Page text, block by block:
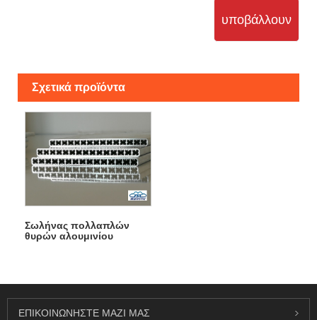
υποβάλλουν
Σχετικά προϊόντα
Σωλήνας πολλαπλών
θυρών αλουμινίου
ΕΠΙΚΟΙΝΩΝΉΣΤΕ ΜΑΖΊ ΜΑΣ